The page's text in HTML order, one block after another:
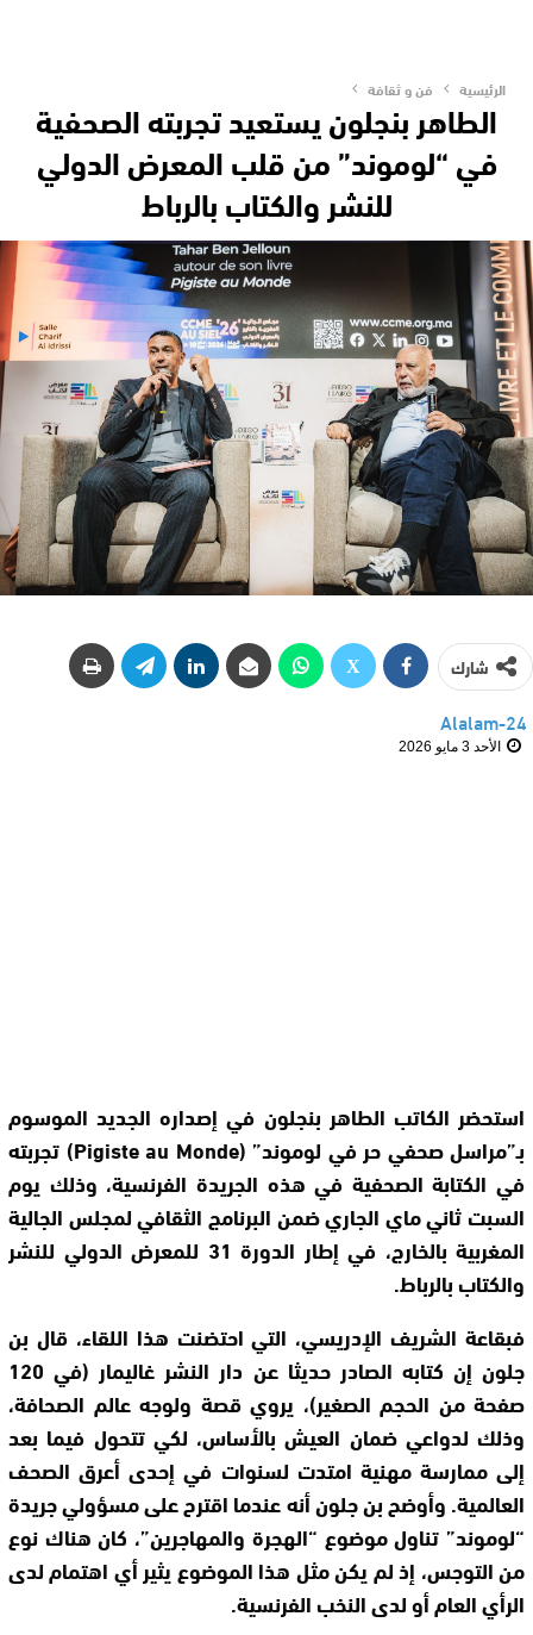
الرئيسية فن و ثقافة
الطاهر بنجلون يستعيد تجربته الصحفية
في “لوموند” من قلب المعرض الدولي
للنشر والكتاب بالرباط
شارك
Alalam-24
الأحد 3 مايو 2026
استحضر الكاتب الطاهر بنجلون في إصداره الجديد الموسوم
بـ”مراسل صحفي حر في لوموند” (Pigiste au Monde) تجربته
في الكتابة الصحفية في هذه الجريدة الفرنسية، وذلك يوم
السبت ثاني ماي الجاري ضمن البرنامج الثقافي لمجلس الجالية
المغربية بالخارج، في إطار الدورة 31 للمعرض الدولي للنشر
والكتاب بالرباط.
فبقاعة الشريف الإدريسي، التي احتضنت هذا اللقاء، قال بن
جلون إن كتابه الصادر حديثا عن دار النشر غاليمار (في 120
صفحة من الحجم الصغير)، يروي قصة ولوجه عالم الصحافة،
وذلك لدواعي ضمان العيش بالأساس، لكي تتحول فيما بعد
إلى ممارسة مهنية امتدت لسنوات في إحدى أعرق الصحف
العالمية. وأوضح بن جلون أنه عندما اقترح على مسؤولي جريدة
“لوموند” تناول موضوع “الهجرة والمهاجرين”، كان هناك نوع
من التوجس، إذ لم يكن مثل هذا الموضوع يثير أي اهتمام لدى
الرأي العام أو لدى النخب الفرنسية.